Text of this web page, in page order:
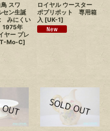
スワ
ン生誕
みにくい
1975年
ヤー プレ
Mo-C]
ロイヤル ウースター
ポプリポット 専用箱
入 [UK-1]